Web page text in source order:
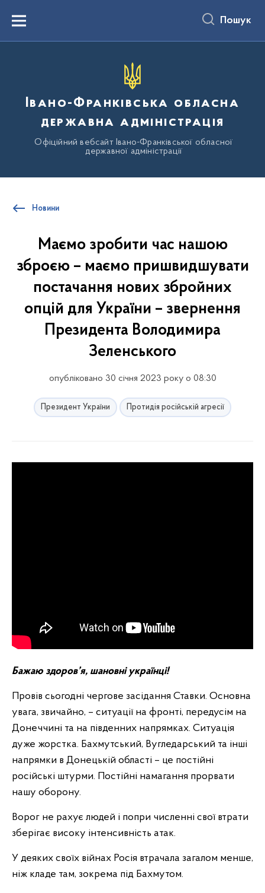
вмістуMenu Пошук
Івано-Франківська обласна
державна адміністрація
Офіційний вебсайт Івано-Франківської обласної
державної адміністрації
Новини
Маємо зробити час нашою
зброєю – маємо пришвидшувати
постачання нових збройних
опцій для України – звернення
Президента Володимира
Зеленського
опубліковано 30 січня 2023 року о 08:30
Президент України Протидія російській агресії
Бажаю здоров’я, шановні українці!
Провів сьогодні чергове засідання Ставки. Основна
увага, звичайно, – ситуації на фронті, передусім на
Донеччині та на південних напрямках. Ситуація
дуже жорстка. Бахмутський, Вугледарський та інші
напрямки в Донецькій області – це постійні
російські штурми. Постійні намагання прорвати
нашу оборону.
Ворог не рахує людей і попри численні свої втрати
зберігає високу інтенсивність атак.
У деяких своїх війнах Росія втрачала загалом менше,
ніж кладе там, зокрема під Бахмутом.